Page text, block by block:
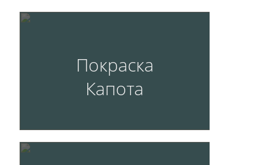
Покраска
Капота